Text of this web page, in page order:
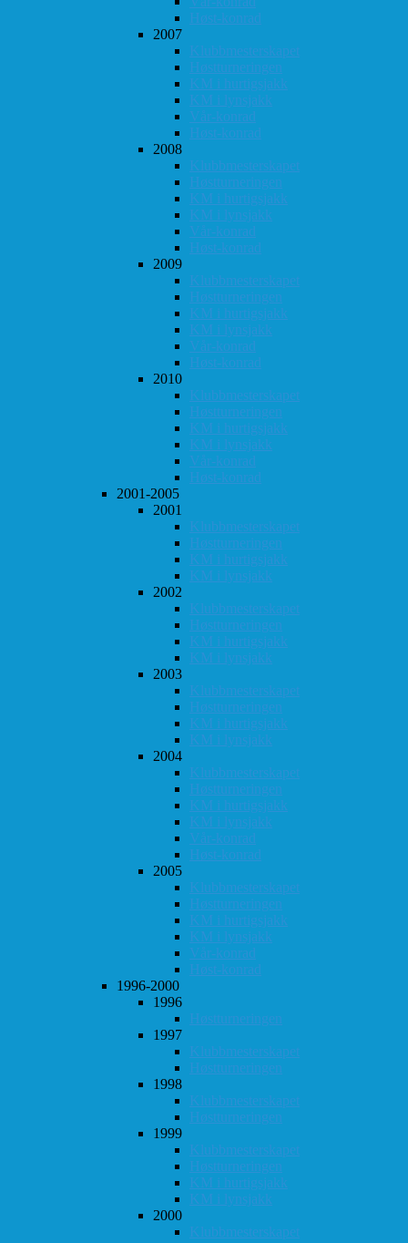
Høst-konrad
2007
Klubbmesterskapet
Høstturneringen
KM i hurtigsjakk
KM i lynsjakk
Vår-konrad
Høst-konrad
2008
Klubbmesterskapet
Høstturneringen
KM i hurtigsjakk
KM i lynsjakk
Vår-konrad
Høst-konrad
2009
Klubbmesterskapet
Høstturneringen
KM i hurtigsjakk
KM i lynsjakk
Vår-konrad
Høst-konrad
2010
Klubbmesterskapet
Høstturneringen
KM i hurtigsjakk
KM i lynsjakk
Vår-konrad
Høst-konrad
2001-2005
2001
Klubbmesterskapet
Høstturneringen
KM i hurtigsjakk
KM i lynsjakk
2002
Klubbmesterskapet
Høstturneringen
KM i hurtigsjakk
KM i lynsjakk
2003
Klubbmesterskapet
Høstturneringen
KM i hurtigsjakk
KM i lynsjakk
2004
Klubbmesterskapet
Høstturneringen
KM i hurtigsjakk
KM i lynsjakk
Vår-konrad
Høst-konrad
2005
Klubbmesterskapet
Høstturneringen
KM i hurtigsjakk
KM i lynsjakk
Vår-konrad
Høst-konrad
1996-2000
1996
Høstturneringen
1997
Klubbmesterskapet
Høstturneringen
1998
Klubbmesterskapet
Høstturneringen
1999
Klubbmesterskapet
Høstturneringen
KM i hurtigsjakk
KM i lynsjakk
2000
Klubbmesterskapet